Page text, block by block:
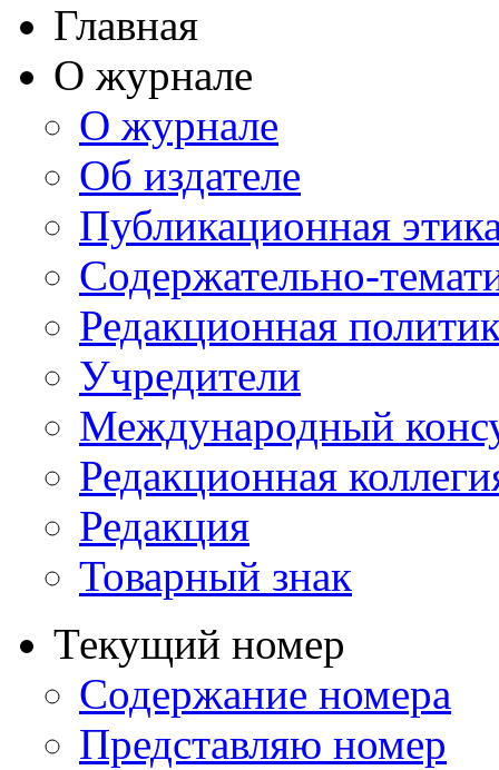
Главная
О журнале
О журнале
Об издателе
Публикационная
Содержательно-
Редакционная
Учредители
Международный
Редакционная
Редакция
Товарный знак
Текущий номер
Содержание номера
Представляю номер